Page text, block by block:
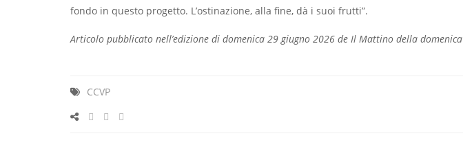
fondo in questo progetto. L’ostinazione, alla fine, dà i suoi frutti”.
Articolo pubblicato nell’edizione di domenica 29 giugno 2026 de Il Mattino della domenica
CCVP